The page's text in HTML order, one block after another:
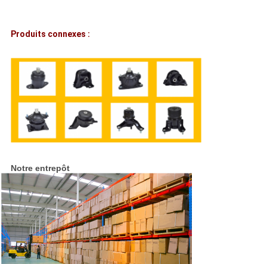
Produits connexes :
Notre entrepôt